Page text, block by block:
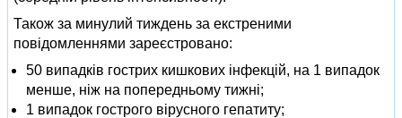
Також за минулий тиждень за екстреними
повідомленнями зареєстровано:
50 випадків гострих кишкових інфекцій, на 1 випадок
менше, ніж на попередньому тижні;
1 випадок гострого вірусного гепатиту;